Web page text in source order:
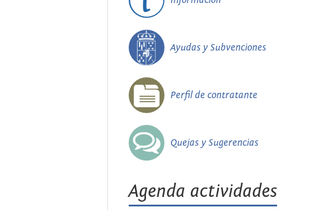
Ayudas y Subvenciones
Perfil de contratante
Quejas y Sugerencias
Agenda actividades